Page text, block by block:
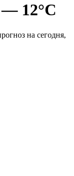
12°C
на сегодня,